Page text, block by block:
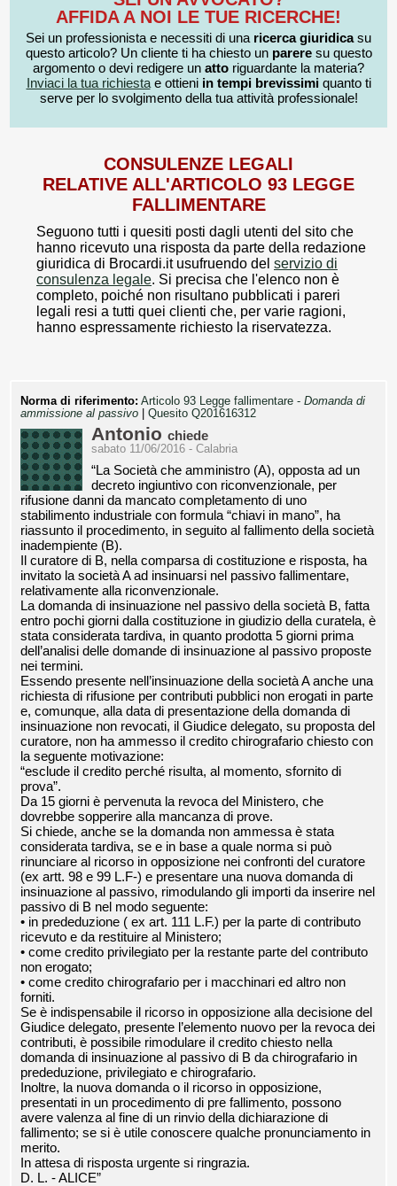
AFFIDA A NOI LE TUE RICERCHE!
Sei un professionista e necessiti di una ricerca giuridicasu
questo articolo? Un cliente ti ha chiesto un pareresu questo
argomento o devi redigere un atto riguardante la materia?
Inviaci la tua richiestae ottieni in tempi brevissimiquanto ti
serve per lo svolgimento della tua attività professionale!
CONSULENZE LEGALI
RELATIVE ALL'ARTICOLO 93 LEGGE
FALLIMENTARE
Seguono tutti i quesiti posti dagli utenti del sito che
hanno ricevuto una risposta da parte della redazione
giuridica di Brocardi.it usufruendo del servizio di
consulenza legale. Si precisa che l'elenco non è
completo, poiché non risultano pubblicati i pareri
legali resi a tutti quei clienti che, per varie ragioni,
hanno espressamente richiesto la riservatezza.
Norma di riferimento: Articolo 93 Legge fallimentare - Domanda di
ammissione al passivo
Quesito Q201616312
Antonio chiede
sabato 11/06/2016 - Calabria
“La Società che amministro (A), opposta ad un
decreto ingiuntivo con riconvenzionale, per
rifusione danni da mancato completamento di uno
stabilimento industriale con formula “chiavi in mano”, ha
riassunto il procedimento, in seguito al fallimento della società
inadempiente (B).
Il curatore di B, nella comparsa di costituzione e risposta, ha
invitato la società A ad insinuarsi nel passivo fallimentare,
relativamente alla riconvenzionale.
La domanda di insinuazione nel passivo della società B, fatta
entro pochi giorni dalla costituzione in giudizio della curatela, è
stata considerata tardiva, in quanto prodotta 5 giorni prima
dell’analisi delle domande di insinuazione al passivo proposte
nei termini.
Essendo presente nell’insinuazione della società A anche una
richiesta di rifusione per contributi pubblici non erogati in parte
e, comunque, alla data di presentazione della domanda di
insinuazione non revocati, il Giudice delegato, su proposta del
curatore, non ha ammesso il credito chirografario chiesto con
la seguente motivazione:
“esclude il credito perché risulta, al momento, sfornito di
prova”.
Da 15 giorni è pervenuta la revoca del Ministero, che
dovrebbe sopperire alla mancanza di prove.
Si chiede, anche se la domanda non ammessa è stata
considerata tardiva, se e in base a quale norma si può
rinunciare al ricorso in opposizione nei confronti del curatore
(ex artt. 98 e 99 L.F-) e presentare una nuova domanda di
insinuazione al passivo, rimodulando gli importi da inserire nel
passivo di B nel modo seguente:
• in prededuzione ( ex art. 111 L.F.) per la parte di contributo
ricevuto e da restituire al Ministero;
• come credito privilegiato per la restante parte del contributo
non erogato;
• come credito chirografario per i macchinari ed altro non
forniti.
Se è indispensabile il ricorso in opposizione alla decisione del
Giudice delegato, presente l’elemento nuovo per la revoca dei
contributi, è possibile rimodulare il credito chiesto nella
domanda di insinuazione al passivo di B da chirografario in
prededuzione, privilegiato e chirografario.
Inoltre, la nuova domanda o il ricorso in opposizione,
presentati in un procedimento di pre fallimento, possono
avere valenza al fine di un rinvio della dichiarazione di
fallimento; se si è utile conoscere qualche pronunciamento in
merito.
In attesa di risposta urgente si ringrazia.
D. L. - ALICE”